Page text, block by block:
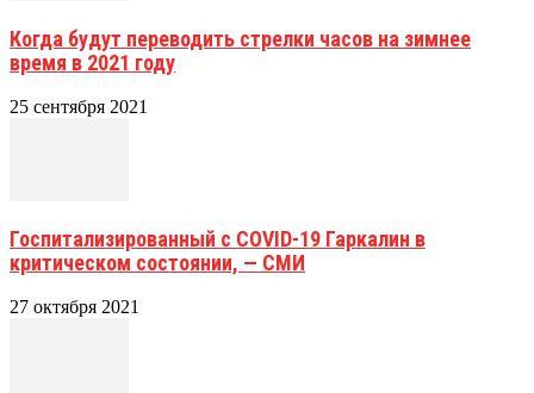
Когда будут переводить стрелки часов на зимнее
время в 2021 году
25 сентября 2021
Госпитализированный с COVID-19 Гаркалин в
критическом состоянии, — СМИ
27 октября 2021